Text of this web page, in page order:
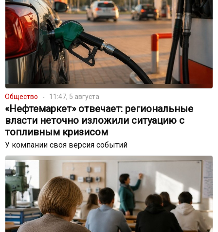
Общество 11:47, 5 августа
«Нефтемаркет» отвечает: региональные
власти неточно изложили ситуацию с
топливным кризисом
У компании своя версия событий